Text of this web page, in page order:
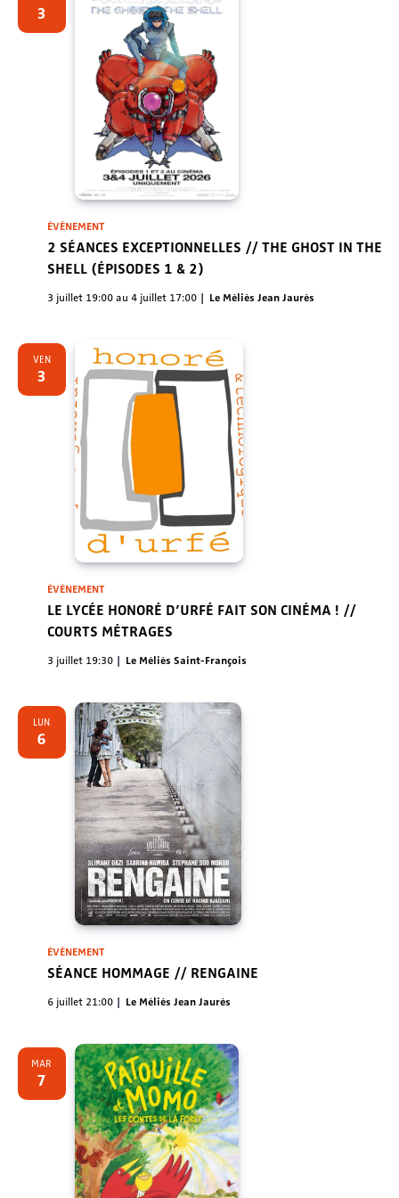
3
ÉVÈNEMENT
2 SÉANCES EXCEPTIONNELLES // THE GHOST IN THE
SHELL (ÉPISODES 1 & 2)
3 juillet 19:00au 4 juillet 17:00 Le Méliès Jean Jaurès
VEN
3
ÉVÈNEMENT
LE LYCÉE HONORÉ D’URFÉ FAIT SON CINÉMA ! //
COURTS MÉTRAGES
3 juillet 19:30 Le Méliès Saint-François
LUN
6
ÉVÈNEMENT
SÉANCE HOMMAGE // RENGAINE
6 juillet 21:00 Le Méliès Jean Jaurès
MAR
7